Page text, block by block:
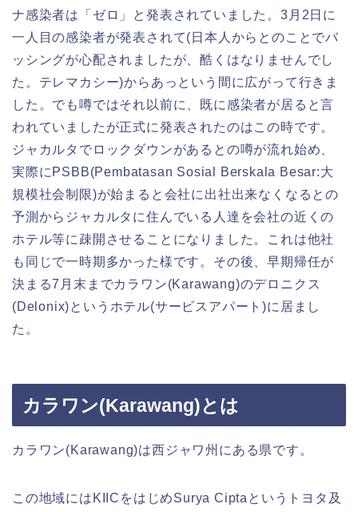
ナ感染者は「ゼロ」と発表されていました。3月2日に
一人目の感染者が発表されて(日本人からとのことでバ
ッシングが心配されましたが、酷くはなりませんでし
た。テレマカシー)からあっという間に広がって行きま
した。でも噂ではそれ以前に、既に感染者が居ると言
われていましたが正式に発表されたのはこの時です。
ジャカルタでロックダウンがあるとの噂が流れ始め、
実際にPSBB(Pembatasan Sosial Berskala Besar:大
規模社会制限)が始まると会社に出社出来なくなるとの
予測からジャカルタに住んでいる人達を会社の近くの
ホテル等に疎開させることになりました。これは他社
も同じで一時期多かった様です。その後、早期帰任が
決まる7月末までカラワン(Karawang)のデロニクス
(Delonix)というホテル(サービスアパート)に居まし
た。
カラワン(Karawang)とは
カラワン(Karawang)は西ジャワ州にある県です。
この地域にはKIICをはじめSurya Ciptaというトヨタ及